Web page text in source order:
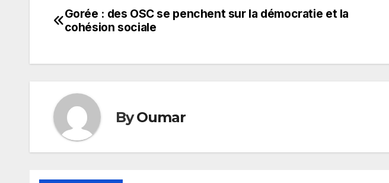
Navigation
l’article
Gorée : des OSC se penchent sur la démocratie et la
cohésion sociale
ByOumar